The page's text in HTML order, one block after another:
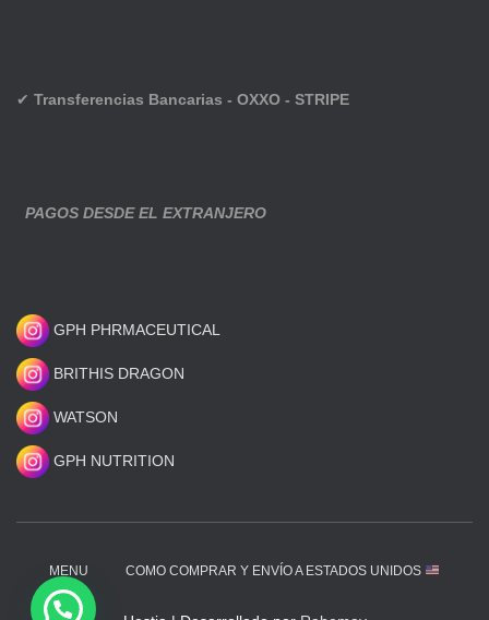
✔ Transferencias Bancarias - OXXO - STRIPE
PAGOS DESDE EL EXTRANJERO
GPH PHRMACEUTICAL
BRITHIS DRAGON
WATSON
GPH NUTRITION
MENU COMO COMPRAR Y ENVÍO A ESTADOS UNIDOS